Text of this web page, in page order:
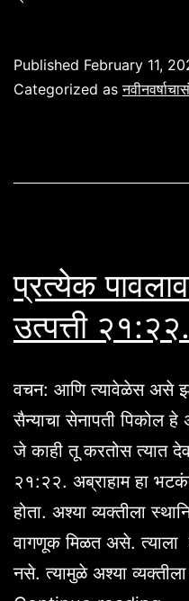
Published February 11,
Categorized as
प्रत्येक
उत्पत्ती २१:२२.
वचन: आणि त्यावेळेस असे
सैन्याचा सेनापती पिकोल हे
जे काही तू करतोस त्यात
२१:२२. अब्राहाम हा
होता. अश्या व्यक्तीला
वागणूक मिळत असे. त्याला
नसे. त्यामुळे अश्या